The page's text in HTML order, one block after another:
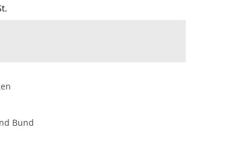
Bund